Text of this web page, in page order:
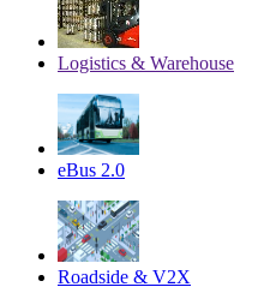
Logistics & Warehouse
eBus 2.0
Roadside & V2X